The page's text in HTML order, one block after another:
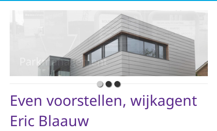
Even voorstellen, wijkagent
Eric Blaauw